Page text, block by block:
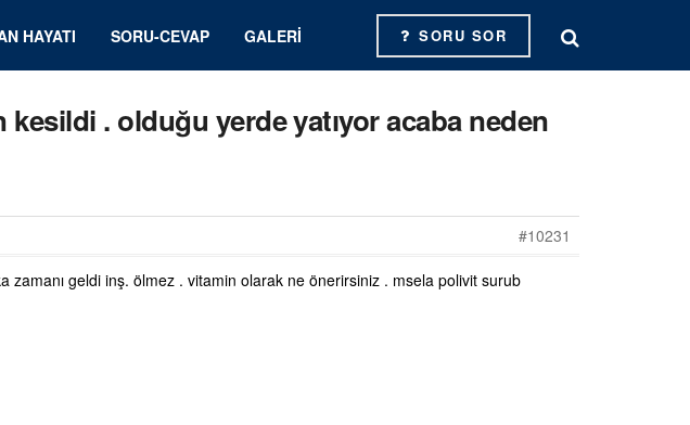
HAYATI SORU-CEVAP GALERI SORU SOR
. olduğu yerde yatıyor acaba neden
#10231
zamanı geldi inş. ölmez . vitamin olarak ne önerirsiniz . msela polivit surub